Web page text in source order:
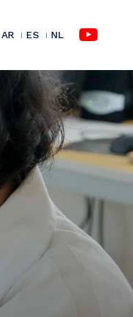
AR ES NL